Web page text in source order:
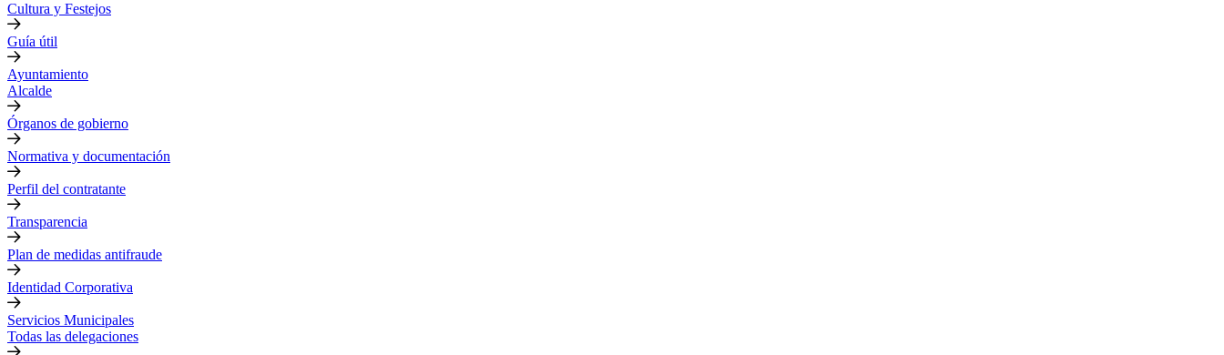
Cultura y Festejos
Guía útil
Ayuntamiento
Alcalde
Órganos de gobierno
Normativa y documentación
Perfil del contratante
Transparencia
Plan de medidas antifraude
Identidad Corporativa
Servicios Municipales
Todas las delegaciones